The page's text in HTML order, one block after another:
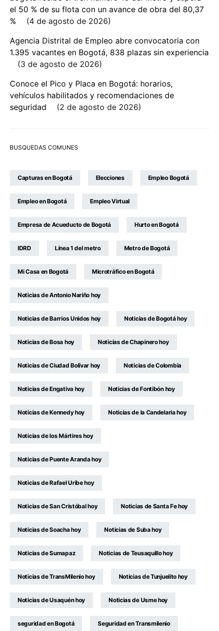
el 50 % de su flota con un avance de obra del 80,37
%
4 de agosto de 2026
Agencia Distrital de Empleo abre convocatoria con
1.395 vacantes en Bogotá, 838 plazas sin experiencia
3 de agosto de 2026
Conoce el Pico y Placa en Bogotá: horarios,
vehículos habilitados y recomendaciones de
seguridad
2 de agosto de 2026
BUSQUEDAS COMUNES
Capturas en Bogotá Elecciones Empleo Bogotá
Empleo en Bogotá Empleo Virtual
Empresa de Acueducto de Bogotá Hurto en Bogotá
IDRD Línea 1 del metro Metro de Bogotá
Mi Casa en Bogotá Microtráfico en Bogotá
Noticias de Antonio Nariño hoy
Noticias de Barrios Unidos hoy Noticias de Bogotá hoy
Noticias de Bosa hoy Noticias de Chapinero hoy
Noticias de Ciudad Bolívar hoy Noticias de Colombia
Noticias de Engativa hoy Noticias de Fontibón hoy
Noticias de Kennedy hoy Noticias de la Candelaria hoy
Noticias de los Mártires hoy
Noticias de Puente Aranda hoy
Noticias de Rafael Uribe hoy
Noticias de San Cristóbal hoy Noticias de Santa Fe hoy
Noticias de Soacha hoy Noticias de Suba hoy
Noticias de Sumapaz Noticias de Teusaquillo hoy
Noticias de TransMilenio hoy Noticias de Tunjuelito hoy
Noticias de Usaquén hoy Noticias de Usme hoy
seguridad en Bogotá Seguridad en Transmilenio